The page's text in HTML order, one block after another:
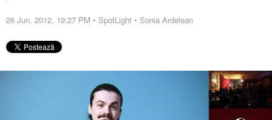
26 Jun. 2012, 19:27 PM • SpotLight • Sonia Ardelean